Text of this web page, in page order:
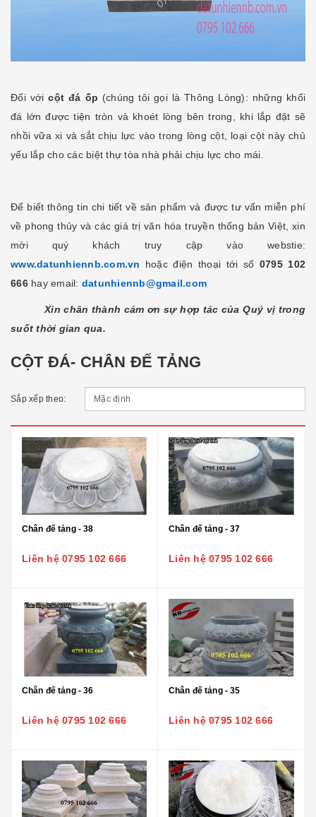
Đối với cột đá ốp (chúng tôi gọi là Thông Lòng): những khối
đá lớn được tiện tròn và khoét lòng bên trong, khi lắp đặt sẽ
nhồi vữa xi và sắt chịu lực vào trong lòng cột, loại cột này chủ
yếu lắp cho các biệt thự tòa nhà phải chịu lực cho mái.
Để biết thông tin chi tiết về sản phẩm và được tư vấn miễn phí
về phong thủy và các giá trị văn hóa truyền thống bản Việt, xin
mời quý khách truy cập vào webstie:
www.datunhiennb.com.vn
hoặc điện thoại tới số 0795 102
666hay email: datunhiennb@gmail.com
Xin chân thành cám ơn sự hợp tác của Quý vị trong
suốt thời gian qua.
CỘT ĐÁ- CHÂN ĐẾ TẢNG
Sắp xếp theo:
Chân đế tảng - 38
Liên hệ 0795 102 666
Chân đế tảng - 37
Liên hệ 0795 102 666
Chân đế tảng - 36
Liên hệ 0795 102 666
Chân đế tảng - 35
Liên hệ 0795 102 666